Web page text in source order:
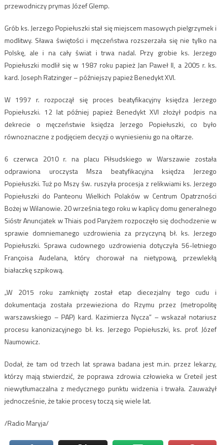
przewodniczy prymas Józef Glemp.
Grób ks. Jerzego Popiełuszki stał się miejscem masowych pielgrzymek i
modlitwy. Sława świętości i męczeństwa rozszerzała się nie tylko na
Polskę, ale i na cały świat i trwa nadal. Przy grobie ks. Jerzego
Popiełuszki modlił się w 1987 roku papież Jan Paweł II, a 2005 r. ks.
kard. Joseph Ratzinger – późniejszy papież Benedykt XVI.
W 1997 r. rozpoczął się proces beatyfikacyjny księdza Jerzego
Popiełuszki. 12 lat później papież Benedykt XVI złożył podpis na
dekrecie o męczeństwie księdza Jerzego Popiełuszki, co było
równoznaczne z podjęciem decyzji o wyniesieniu go na ołtarze.
6 czerwca 2010 r. na placu Piłsudskiego w Warszawie została
odprawiona uroczysta Msza beatyfikacyjna księdza Jerzego
Popiełuszki. Tuż po Mszy św. ruszyła procesja z relikwiami ks. Jerzego
Popiełuszki do Panteonu Wielkich Polaków w Centrum Opatrzności
Bożej w Wilanowie. 20 września tego roku w kaplicy domu generalnego
Sióstr Anuncjatek w Thiais pod Paryżem rozpoczęło się dochodzenie w
sprawie domniemanego uzdrowienia za przyczyną bł. ks. Jerzego
Popiełuszki. Sprawa cudownego uzdrowienia dotyczyła 56-letniego
Françoisa Audelana, który chorował na nietypową, przewlekłą
białaczkę szpikową.
„W 2015 roku zamknięty został etap diecezjalny tego cudu i
dokumentacja została przewieziona do Rzymu przez (metropolitę
warszawskiego – PAP) kard. Kazimierza Nycza” – wskazał notariusz
procesu kanonizacyjnego bł. ks. Jerzego Popiełuszki, ks. prof. Józef
Naumowicz.
Dodał, że tam od trzech lat sprawa badana jest m.in. przez lekarzy,
którzy mają stwierdzić, że poprawa zdrowia człowieka w Creteil jest
niewytłumaczalna z medycznego punktu widzenia i trwała. Zauważył
jednocześnie, że takie procesy toczą się wiele lat.
/Radio Maryja/